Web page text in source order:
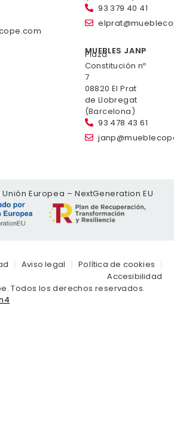
93 379 40 41
MUEBLES JANP
Plaza
Constitución nº
7
08820 El Prat
de Llobregat
(Barcelona)
93 478 43 61
Europea – NextGeneration EU
Todos los derechos reservados.
Aviso legal
Política de cookies
Accesibilidad